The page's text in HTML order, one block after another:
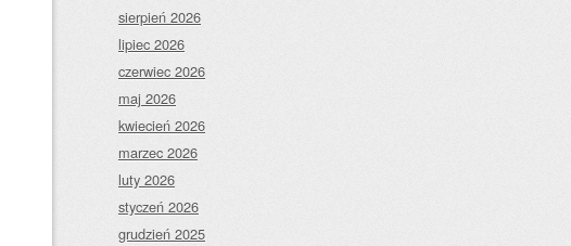
sierpień 2026
lipiec 2026
czerwiec 2026
maj 2026
kwiecień 2026
marzec 2026
luty 2026
styczeń 2026
grudzień 2025